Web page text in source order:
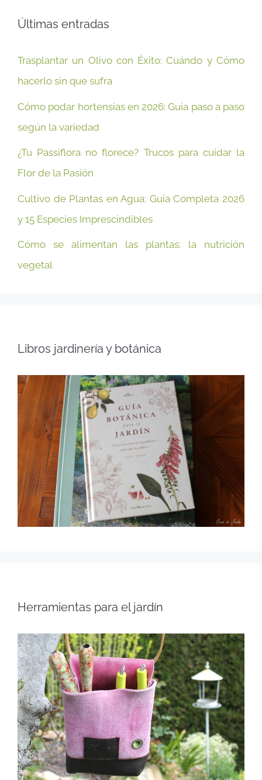
Últimas entradas
Trasplantar un Olivo con Éxito: Cuándo y Cómo
hacerlo sin que sufra
Cómo podar hortensias en 2026: Guía paso a paso
según la variedad
¿Tu Passiflora no florece? Trucos para cuidar la
Flor de la Pasión
Cultivo de Plantas en Agua: Guía Completa 2026
y 15 Especies Imprescindibles
Cómo se alimentan las plantas: la nutrición
vegetal
Libros jardinería y botánica
Herramientas para el jardín